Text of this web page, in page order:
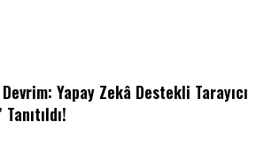
Devrim: Yapay Zekâ Destekli Tarayıcı